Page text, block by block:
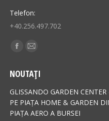
Telefon:
+40.256.497.702
Find us on:
Facebook
opens
in
new
window
Mail
opens
in
new
window
NOUTAȚI
GLISSANDO GARDEN
PE PIAȚA HOME & GARDEN
PIAȚA AERO A BURSEI